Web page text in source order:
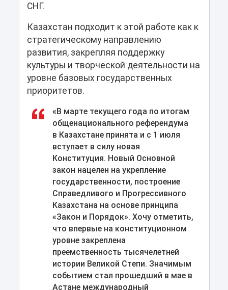
СНГ.
Казахстан подходит к этой работе как к
стратегическому направлению
развития, закрепляя поддержку
культуры и творческой деятельности на
уровне базовых государственных
приоритетов.
«В марте текущего года по итогам
общенационального референдума
в Казахстане принята и с 1 июля
вступает в силу новая
Конституция. Новый Основной
закон нацелен на укрепление
государственности, построение
Справедливого и Прогрессивного
Казахстана на основе принципа
«Закон и Порядок». Хочу отметить,
что впервые на конституционном
уровне закреплена
преемственность тысячелетней
истории Великой Степи. Значимым
событием стал прошедший в мае в
Астане международный